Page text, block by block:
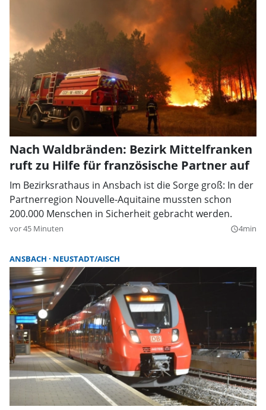
Nach Waldbränden: Bezirk Mittelfranken
ruft zu Hilfe für französische Partner auf
Im Bezirksrathaus in Ansbach ist die Sorge groß: In der
Partnerregion Nouvelle-Aquitaine mussten schon
200.000 Menschen in Sicherheit gebracht werden.
vor 45 Minuten query_builder4min
ANSBACH NEUSTADT/AISCH